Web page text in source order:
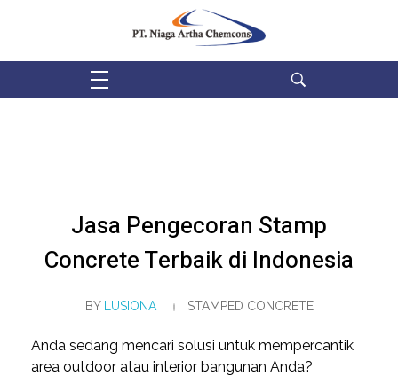
PT Niaga Artha Chemcons
Jasa Pengecoran Stamp
Concrete Terbaik di Indonesia
BY LUSIONA STAMPED CONCRETE
Anda sedang mencari solusi untuk mempercantik
area outdoor atau interior bangunan Anda?